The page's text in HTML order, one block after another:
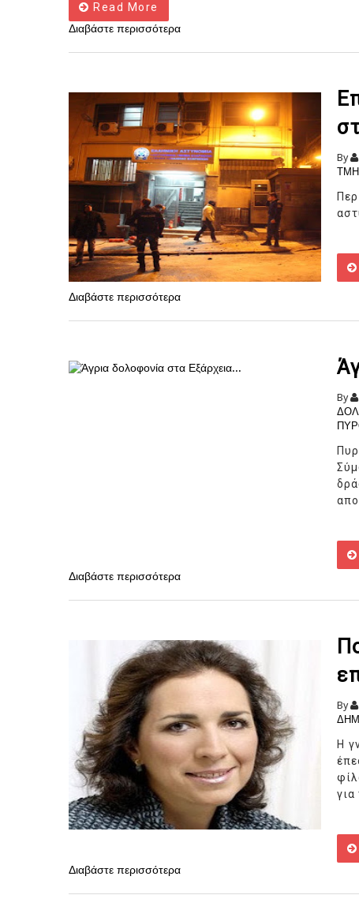
Read More
Διαβάστε περισσότερα
By
Διαβάστε περισσότερα
By
Διαβάστε περισσότερα
By
Η
για
Διαβάστε περισσότερα